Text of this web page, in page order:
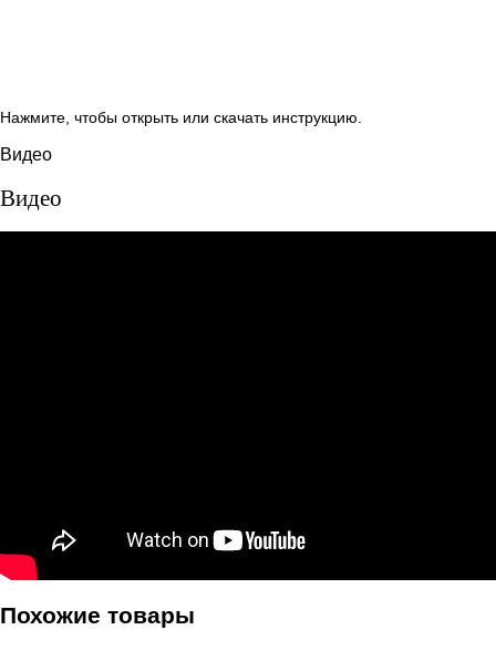
Нажмите, чтобы открыть или скачать инструкцию.
Видео
Видео
Похожие товары